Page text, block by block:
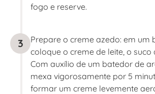
fogo e reserve.
3
Prepare o creme azedo: em um
coloque o creme de leite, o suco
Com auxílio de um batedor de
mexa vigorosamente por 5
formar um creme levemente